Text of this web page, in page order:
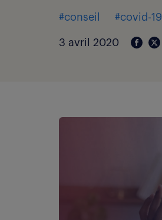
#conseil #covid-19
3 avril 2020